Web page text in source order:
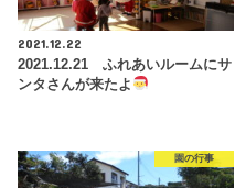
2021.12.22
2021.12.21 ふれあいルームにサ
ンタさんが来たよ
園の行事